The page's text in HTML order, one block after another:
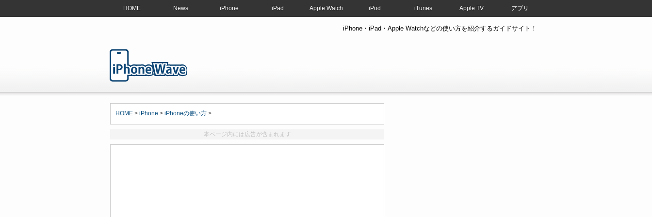
HOME News iPhone iPad Apple Watch iPod iTunes Apple TV アプリ
iPhone・iPad・Apple Watchなどの使い方を紹介するガイドサイト！
HOME > iPhone > iPhoneの使い方 >
本ページ内には広告が含まれます